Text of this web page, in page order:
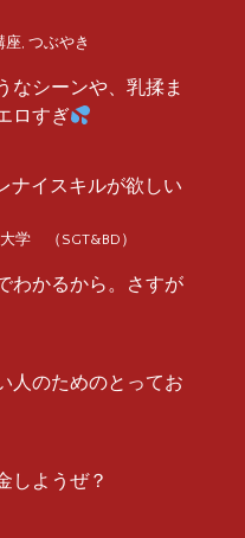
座, つぶやき
なシーンや、乳揉ま
ロすぎ
ナイスキルが欲しい
学 （SGT&BD）
わかるから。さすが
人のためのとってお
しようぜ？